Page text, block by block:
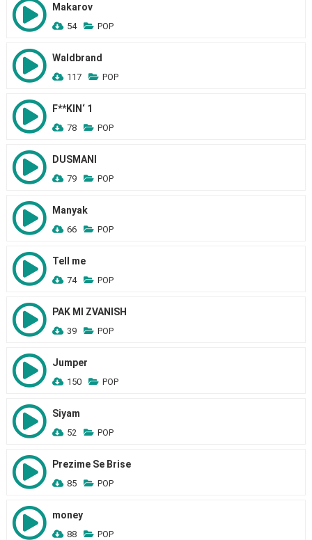
Makarov
54 POP
Waldbrand
117 POP
F**KIN‘ 1
78 POP
DUSMANI
79 POP
Manyak
66 POP
Tell me
74 POP
PAK MI ZVANISH
39 POP
Jumper
150 POP
Siyam
52 POP
Prezime Se Brise
85 POP
money
88 POP